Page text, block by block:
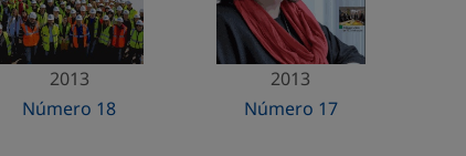
2013
Número 18
2013
Número 17